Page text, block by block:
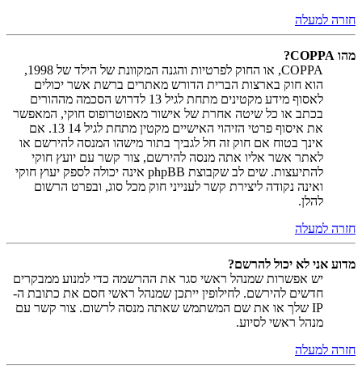
חזרה למעלה
מהו COPPA?
COPPA, או החוק לפרטיות והגנה המקוונת של הילד של 1998,
הוא חוק בארצות הברית הדורש מאתרים ברשת אשר יכולים
לאסוף מידע מקטינים מתחת לגיל 13 לדרוש הסכמה מההורים
בכתב או כל שיטה אחרת של אישור מאפוטרופוס חוקי, המאפשר
את איסוף פרטי הזיהוי האישיים מקטין מתחת לגיל 14 13. אם
אינך בטוח אם חוק זה חל לגביך בתור מישהו המנסה להירשם או
לאתר אשר אליו אתה מנסה להירשם, צור קשר עם יועץ חוקי
להתיעצות. שים לב שקבוצת phpBB אינה יכולה לספק יעוץ חוקי
ואינה נקודה ליצירת קשר לענייני חוק מכל סוג, ובפרט הרשום
להלן.
חזרה למעלה
מדוע אני לא יכול להרשם?
יש אפשרות שמנהל ראשי סגר את ההרשמה כדי למנוע ממבקרים
חדשים להירשם. לחילופין ייתכן שמנהל ראשי חסם את כתובת ה-
IP שלך או את שם המשתמש שאתה מנסה לרשום. צור קשר עם
מנהל ראשי לסיוע.
חזרה למעלה